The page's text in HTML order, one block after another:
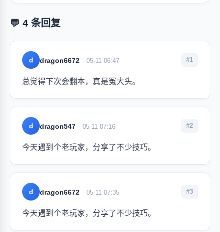
💬 4 条回复
d dragon6672 05-11 06:47 #1
总觉得下次会翻本，真是冤大头。
d dragon547 05-11 07:16 #2
今天遇到个老玩家，分享了不少技巧。
d dragon6672 05-11 07:35 #3
今天遇到个老玩家，分享了不少技巧。